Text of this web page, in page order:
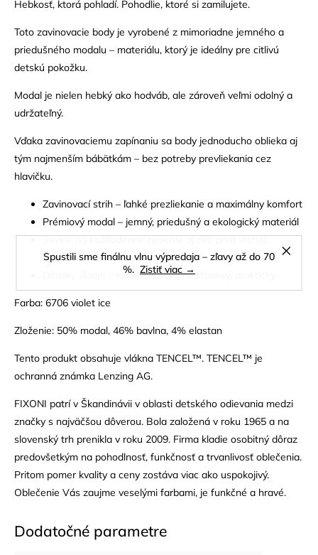
Spustili sme finálnu vlnu výpredaja – zľavy až do 70
%. Zistiť viac →
Hebkosť, ktorá pohladí. Pohodlie, ktoré si zamilujete.
Toto zavinovacie body je vyrobené z mimoriadne jemného a
priedušného modalu – materiálu, ktorý je ideálny pre citlivú
detskú pokožku.
Modal je nielen hebký ako hodváb, ale zároveň veľmi odolný a
udržateľný.
Vďaka zavinovaciemu zapínaniu sa body jednoducho oblieka aj
tým najmenším bábätkám – bez potreby prevliekania cez
hlavičku.
Zavinovací strih – ľahké prezliekanie a maximálny komfort
Prémiový modal – jemný, priedušný a ekologický materiál
Skvelé na každodenné nosenie aj ako prvá vrstva
oblečenia
Dánsky dizajn – minimalistický, nadčasový, praktický
Farba: 6706 violet ice
Zloženie: 50% modal, 46% bavlna, 4% elastan
Tento produkt obsahuje vlákna TENCEL™. TENCEL™ je
ochranná známka Lenzing AG.
FIXONI patrí v Škandinávii v oblasti detského odievania medzi
značky s najväčšou dôverou. Bola založená v roku 1965 a na
slovenský trh prenikla v roku 2009. Firma kladie osobitný dôraz
predovšetkým na pohodlnosť, funkčnosť a trvanlivosť oblečenia.
Pritom pomer kvality a ceny zostáva viac ako uspokojivý.
Oblečenie Vás zaujme veselými farbami, je funkčné a hravé.
Dodatočné parametre